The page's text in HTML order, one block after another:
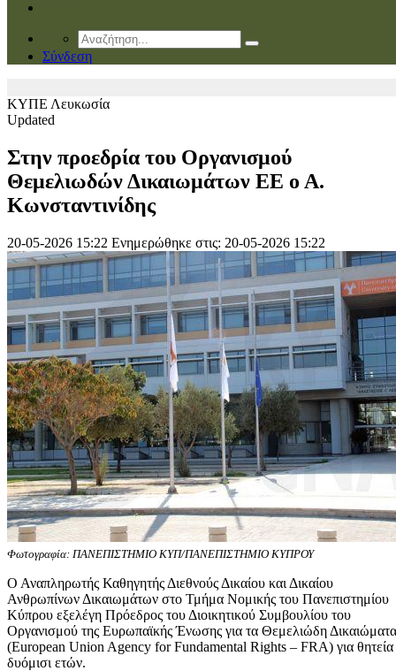
Σύνδεση
ΚΥΠΕ Λευκωσία
Updated
Στην προεδρία του Οργανισμού
Θεμελιωδών Δικαιωμάτων ΕΕ ο Α.
Κωνσταντινίδης
20-05-2026 15:22 Ενημερώθηκε στις: 20-05-2026 15:22
Φωτογραφία: ΠΑΝΕΠΙΣΤΗΜΙΟ ΚΥΠ/ΠΑΝΕΠΙΣΤΗΜΙΟ ΚΥΠΡΟΥ
Ο Αναπληρωτής Καθηγητής Διεθνούς Δικαίου και Δικαίου
Ανθρωπίνων Δικαιωμάτων στο Τμήμα Νομικής του Πανεπιστημίου
Κύπρου εξελέγη Πρόεδρος του Διοικητικού Συμβουλίου του
Οργανισμού της Ευρωπαϊκής Ένωσης για τα Θεμελιώδη Δικαιώματα
(European Union Agency for Fundamental Rights – FRA) για θητεία
δυόμισι ετών.